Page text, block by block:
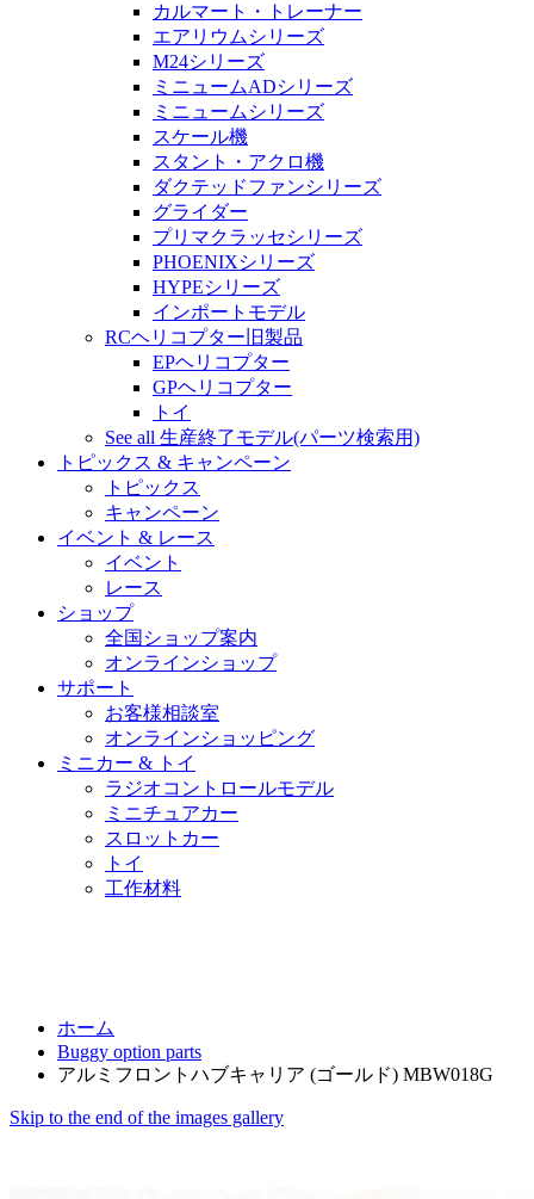
カルマート・トレーナー
エアリウムシリーズ
M24シリーズ
ミニュームADシリーズ
ミニュームシリーズ
スケール機
スタント・アクロ機
ダクテッドファンシリーズ
グライダー
プリマクラッセシリーズ
PHOENIXシリーズ
HYPEシリーズ
インポートモデル
RCヘリコプター旧製品
EPヘリコプター
GPヘリコプター
トイ
See all 生産終了モデル(パーツ検索用)
トピックス & キャンペーン
トピックス
キャンペーン
イベント & レース
イベント
レース
ショップ
全国ショップ案内
オンラインショップ
サポート
お客様相談室
オンラインショッピング
ミニカー & トイ
ラジオコントロールモデル
ミニチュアカー
スロットカー
トイ
工作材料
ホーム
Buggy option parts
アルミフロントハブキャリア (ゴールド) MBW018G
Skip to the end of the images gallery